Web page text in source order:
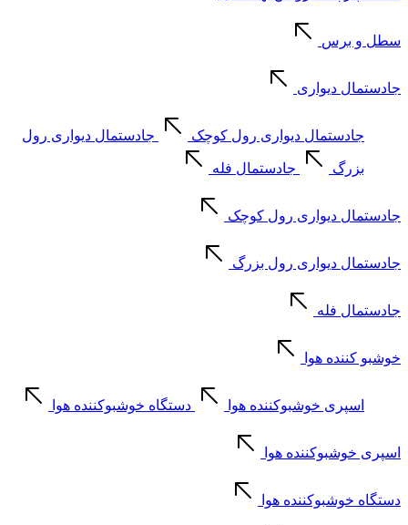
سطل و برس
جادستمال دیواری
جادستمال دیواری رول کوچک جادستمال دیواری رول
بزرگ جادستمال فله
جادستمال دیواری رول کوچک
جادستمال دیواری رول بزرگ
جادستمال فله
خوشبو کننده هوا
اسپری خوشبوکننده هوا دستگاه خوشبوکننده هوا
اسپری خوشبوکننده هوا
دستگاه خوشبوکننده هوا